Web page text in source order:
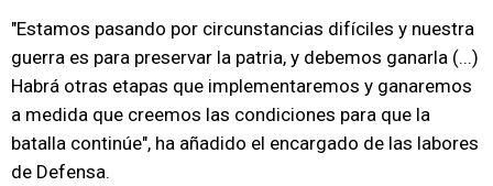
"Estamos pasando por circunstancias difíciles y nuestra
guerra es para preservar la patria, y debemos ganarla (...)
Habrá otras etapas que implementaremos y ganaremos
a medida que creemos las condiciones para que la
batalla continúe", ha añadido el encargado de las labores
de Defensa.